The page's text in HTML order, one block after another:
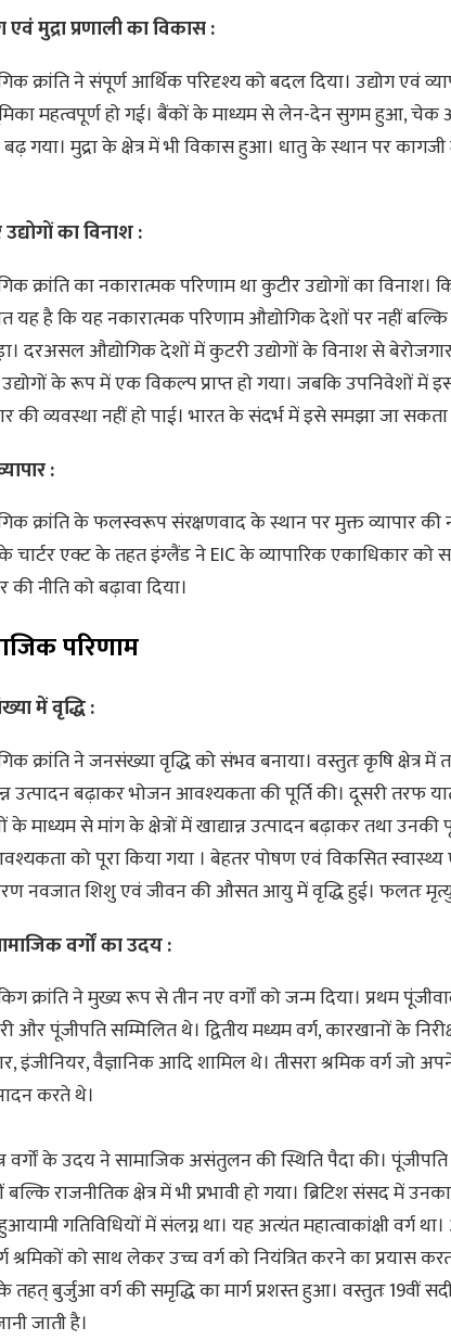
मुद्रा प्रणाली का विकास :
क्रांति ने संपूर्ण आर्थिक परिदृश्य को बदल दिया। उद्योग एवं
महत्वपूर्ण हो गई। बैंकों के माध्यम से लेन-देन सुगम हुआ, चेक
बढ़ गया। मुद्रा के क्षेत्र में भी विकास हुआ। धातु के स्थान पर कागजी
का विनाश :
क्रांति का नकारात्मक परिणाम था कुटीर उद्योगों का
यह है कि यह नकारात्मक परिणाम औद्योगिक देशों पर नहीं
दरअसल औद्योगिक देशों में कुटरी उद्योगों के विनाश से
के रूप में एक विकल्प प्राप्त हो गया। जबकि उपनिवेशों में
की व्यवस्था नहीं हो पाई। भारत के संदर्भ में इसे समझा जा सकता
:
क्रांति के फलस्वरूप संरक्षणवाद के स्थान पर मुक्त व्यापार की
चार्टर एक्ट के तहत इंग्लैंड ने EIC के व्यापारिक एकाधिकार को
की नीति को बढ़ावा दिया।
परिणाम
में वृद्धि :
क्रांति ने जनसंख्या वृद्धि को संभव बनाया। वस्तुतः कृषि क्षेत्र में
उत्पादन बढ़ाकर भोजन आवश्यकता की पूर्ति की। दूसरी तरफ
के माध्यम से मांग के क्षेत्रों में खाद्यान्न उत्पादन बढ़ाकर तथा
को पूरा किया गया । बेहतर पोषण एवं विकसित स्वास्थ्य
नवजात शिशु एवं जीवन की औसत आयु में वृद्धि हुई। फलतः
वर्गों का उदय :
क्रांति ने मुख्य रूप से तीन नए वर्गों को जन्म दिया। प्रथम
और पूंजीपति सम्मिलित थे। द्वितीय मध्यम वर्ग, कारखानों के
इंजीनियर, वैज्ञानिक आदि शामिल थे। तीसरा श्रमिक वर्ग जो
करते थे।
वर्गों के उदय ने सामाजिक असंतुलन की स्थिति पैदा की। पूंजीपति
बल्कि राजनीतिक क्षेत्र में भी प्रभावी हो गया। ब्रिटिश संसद में
गतिविधियों में संलग्न था। यह अत्यंत महात्वाकांक्षी वर्ग
श्रमिकों को साथ लेकर उच्च वर्ग को नियंत्रित करने का प्रयास
तहत् बुर्जुआ वर्ग की समृद्धि का मार्ग प्रशस्त हुआ। वस्तुतः 19वीं
जाती है।